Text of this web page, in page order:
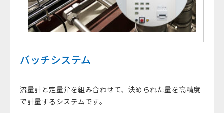
バッチシステム
流量計と定量弁を組み合わせて、決められた量を高精度
で計量するシステムです。